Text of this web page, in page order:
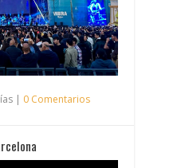
| 0 Comentarios